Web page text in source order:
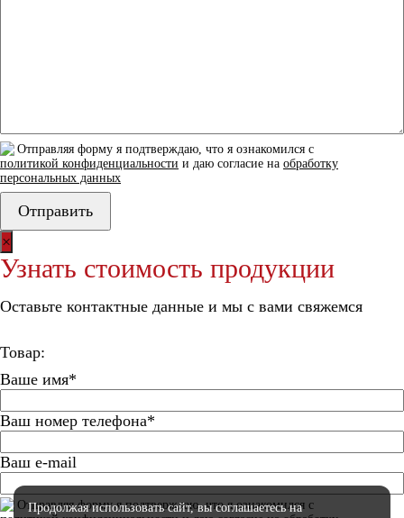
Продолжая использовать сайт, вы соглашаетесьна
Отправляя форму я подтверждаю, что я ознакомился с
политикой конфиденциальности и даю согласие на обработку
персональных данных
×
Узнать стоимость продукции
Оставьте контактные данные и мы с вами свяжемся
Товар:
Ваше имя*
Ваш номер телефона*
Ваш e-mail
Отправляя форму я подтверждаю, что я ознакомился с